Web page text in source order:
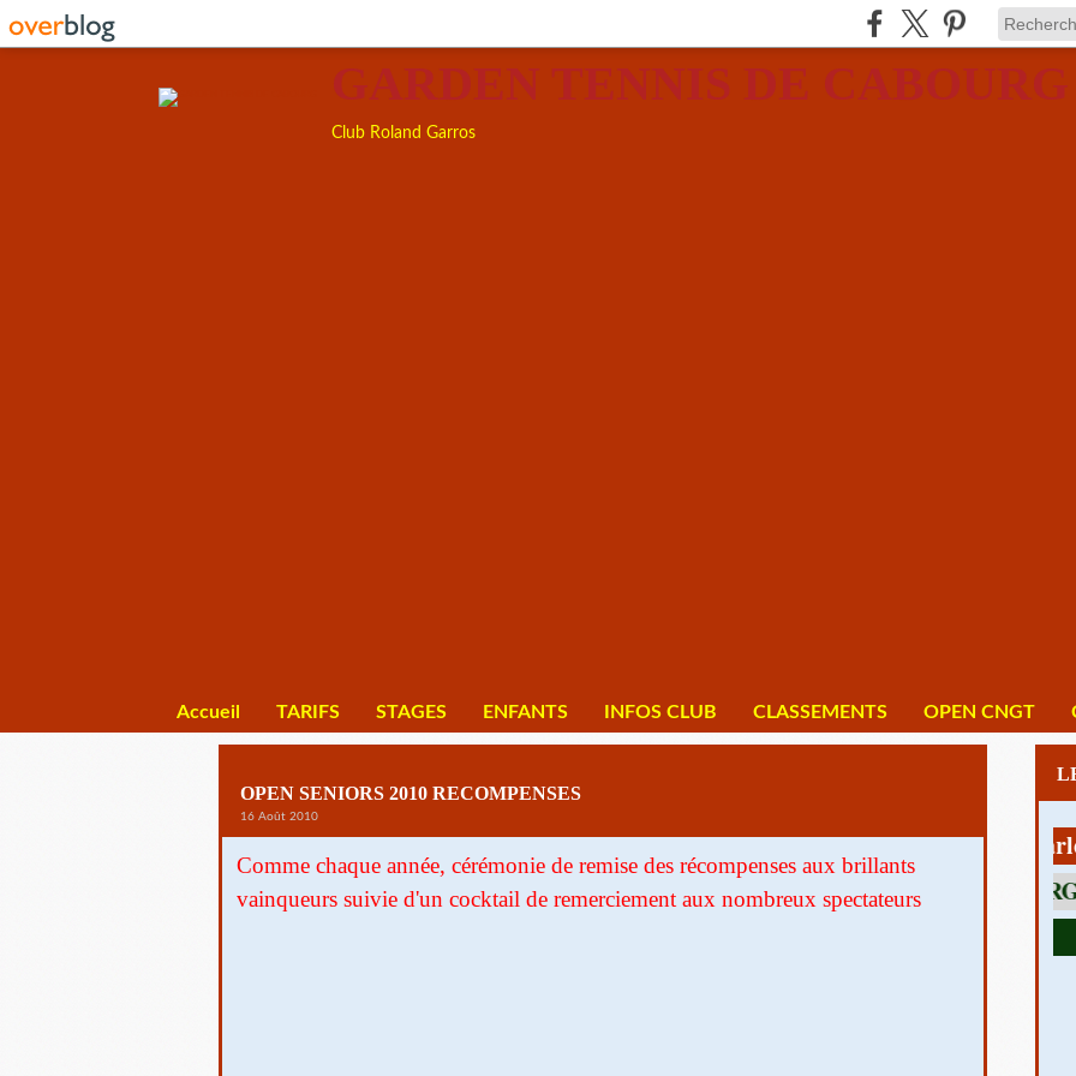
GARDEN TENNIS DE CABOURG
Club Roland Garros
Accueil TARIFS STAGES ENFANTS INFOS CLUB CLASSEMENTS OPEN CNGT
OPEN SENIORS 2010 RECOMPENSES
16 Août 2010
Comme chaque année, cérémonie de remise des récompenses aux brillants
vainqueurs suivie d'un cocktail de remerciement aux nombreux spectateurs
1 av Charles